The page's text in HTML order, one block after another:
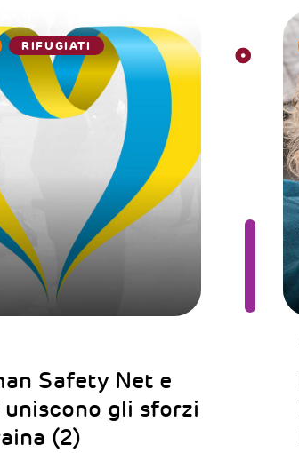
RIFUGIATI
Safety Net e
uniscono gli sforzi
(2)